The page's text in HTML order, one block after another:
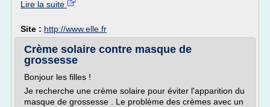
Lire la suite
Site : http://www.elle.fr
Crème solaire contre masque de
grossesse
Bonjour les filles !
Je recherche une crème solaire pour éviter l'apparition du
masque de grossesse . Le problème des crèmes avec un